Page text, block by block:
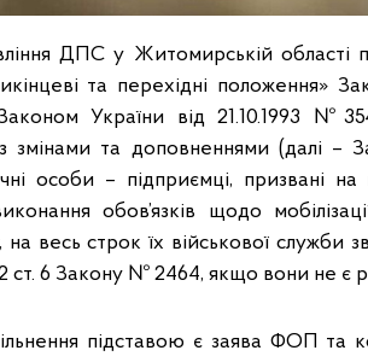
ДПС у Житомирській області
та перехідні положення»
України від 21.10.1993
із змінами та доповненнями (далі
особи – підприємці, призвані на
обов’язків щодо
весь строк їх військової служби
ст. 6 Закону № 2464, якщо вони не є
підставою є заява ФОП та